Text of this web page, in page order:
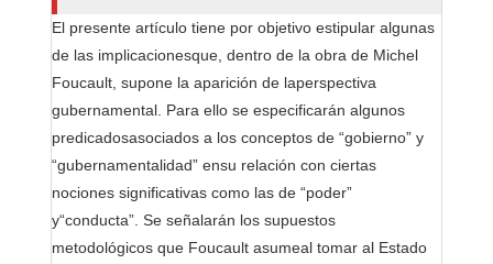
e
s
/
a
s
El presente artículo tiene por objetivo estipular algunas
de las implicacionesque, dentro de la obra de Michel
Foucault, supone la aparición de laperspectiva
gubernamental. Para ello se especificarán algunos
predicadosasociados a los conceptos de “gobierno” y
“gubernamentalidad” ensu relación con ciertas
nociones significativas como las de “poder”
y“conducta”. Se señalarán los supuestos
metodológicos que Foucault asumeal tomar al Estado